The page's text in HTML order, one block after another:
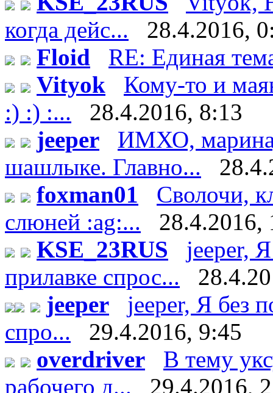
когда дейс...
28.4.2016,
Floid
RE: Единая
Vityok
Кому-то и
:) :) :...
28.4.2016, 8:13
jeeper
ИМХО,
шашлыке. Главно...
foxman01
Сволочи,
слюней :ag:...
28.4.2016,
KSE_23RUS
jeeper,
прилавке спрос...
jeeper
jeeper, Я без
спро...
29.4.2016, 9:45
overdriver
В тему
рабочего д...
29.4.2016,